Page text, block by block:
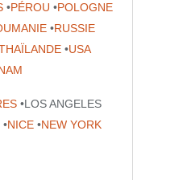
•PÉROU •POLOGNE
•RUSSIE
•USA
•LOS ANGELES
•NICE •NEW YORK